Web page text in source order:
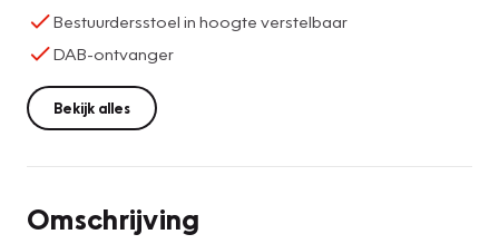
Bestuurdersstoel in hoogte verstelbaar
DAB-ontvanger
Bekijk alles
Omschrijving